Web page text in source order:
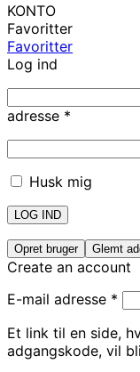
KONTO
Favoritter
Favoritter
Log ind
adresse *
Husk mig
LOG IND
Opret bruger Glemt
Create an account
E-mail adresse *
Et link til en side,
adgangskode, vil